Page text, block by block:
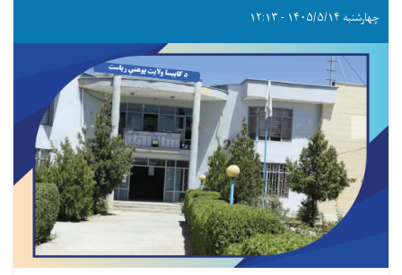
چهارشنبه ۱۴۰۵/۵/۱۴ - ۱۲:۱۳